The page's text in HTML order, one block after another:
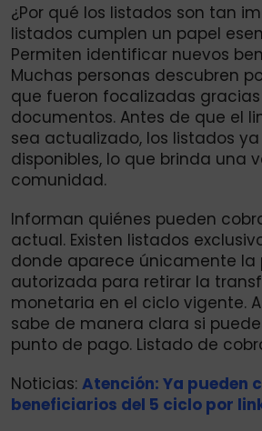
¿Por qué los listados son tan
listados cumplen un papel
Permiten identificar nuevos
Muchas personas descubren
que fueron focalizadas
documentos. Antes de que el
sea actualizado, los listados
disponibles, lo que brinda una
comunidad.
Informan quiénes pueden
actual. Existen listados
donde aparece únicamente la
autorizada para retirar la
monetaria en el ciclo vigente.
sabe de manera clara si
punto de pago. Listado de
Noticias: Atención: Ya pueden
beneficiarios del 5 ciclo por